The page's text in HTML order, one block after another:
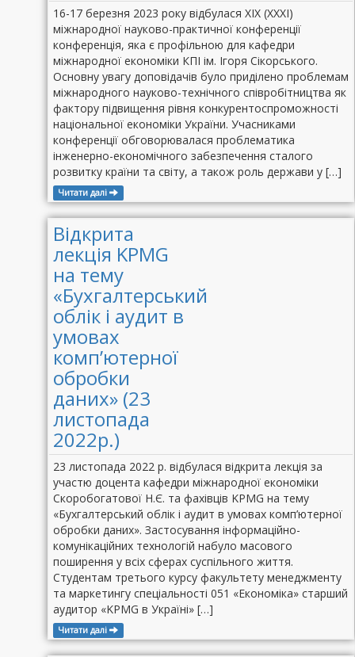
16-17 березня 2023 року відбулася XIX (ХХХI)
міжнародної науково-практичної конференції
конференція, яка є профільною для кафедри
міжнародної економіки КПІ ім. Ігоря Сікорського.
Основну увагу доповідачів було приділено проблемам
міжнародного науково-технічного співробітниц­тва як
фактору підвищення рівня конкуренто­спроможності
національної економіки України. Учасниками
конференції обговорювалася проблематика
інженерно-економічного забезпечення сталого
розвитку країни та світу, а також роль держави у […]
Читати далі
Відкрита
лекція KPMG
на тему
«Бухгалтерський
облік і аудит в
умовах
комп’ютерної
обробки
даних» (23
листопада
2022р.)
23 листопада 2022 р. відбулася відкрита лекція за
участю доцента кафедри міжнародної економіки
Скоробогатової Н.Є. та фахівців KPMG на тему
«Бухгалтерський облік і аудит в умовах комп’ютерної
обробки даних». Застосування інформаційно-
комунікаційних технологій набуло масового
поширення у всіх сферах суспільного життя.
Студентам третього курсу факультету менеджменту
та маркетингу спеціальності 051 «Економіка» старший
аудитор «KPMG в Україні» […]
Читати далі